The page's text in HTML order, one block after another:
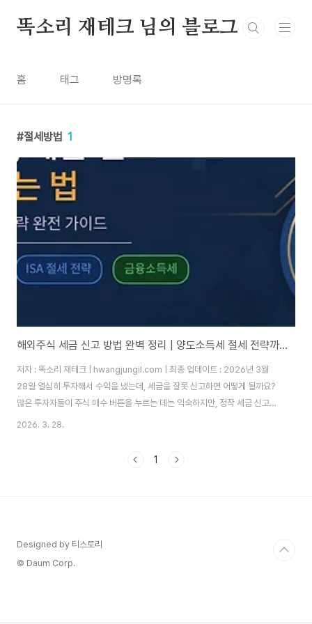
똑소리 재테크 님의 블로그
홈 태그 방명록
절세방법 1
해외주식 세금 신고 방법 완벽 정리 | 양도소득세 절세 전략까지 [2026]
저자 : 똑소리 재테크 | hwangjungil.com | 최종 업데이트 : 2026년 3월
28일 열심히 투자해서 수익을 냈는데, 세금을 잘못 신고하면 어떻게 될까요?
많은 투자자들이 주식 매수 버튼을 누르는 데는 익숙하지만, 정작 세금 신고는
낯설고 두렵습니다. 특히 해외 주식에 투자하기 시작한 분들이 늘어나면서, 무
는 경우가 실제로 생기고 있습니다. 수익을 냈는데 세금 신고를 몰라서 오히려
2026. 3. 28.
1
Designed by 티스토리
© Daum Corp.